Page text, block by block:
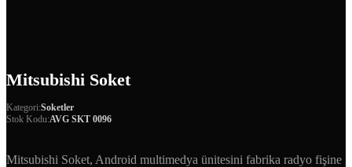
Mitsubishi Soket
Kategori:Soketler
Stok Kodu:AVG SKT 0096
Mitsubishi Soket, Android multimedya ünitesini fabrika radyo fişine